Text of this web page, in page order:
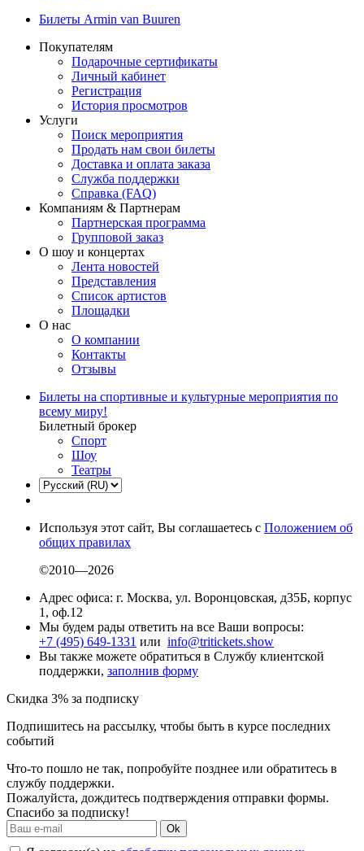
Билеты Armin van Buuren
Покупателям
Подарочные сертификаты
Личный кабинет
Регистрация
История просмотров
Услуги
Поиск мероприятия
Продать нам свои билеты
Доставка и оплата заказа
Служба поддержки
Справка (FAQ)
Компаниям & Партнерам
Партнерская программа
Групповой заказ
О шоу и концертах
Лента новостей
Представления
Список артистов
Площадки
О нас
О компании
Контакты
Отзывы
Билеты на спортивные и культурные мероприятия по
всему миру!
Билетный брокер
Спорт
Шоу
Театры
Используя этот сайт, Вы соглашаетесь с Положением об
общих правилах
©2010—2026
Адрес офиса: г. Москва, ул. Воронцовская, д35Б, корпус
1, оф.12
Мы будем рады ответить на все Ваши вопросы:
+7 (495) 649-1331 или info@tritickets.show
Вы также можете обратиться в Службу клиентской
поддержки, заполнив форму
Скидка 3% за подписку
Подпишитесь на рассылку, чтобы быть в курсе последних
событий
Что-то пошло не так, попробуйте позднее или обратитесь в
службу поддержки.
Пожалуйста, дождитесь подтверждения отправки формы.
Спасибо за подписку!
Ok